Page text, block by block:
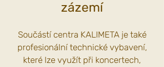
zázemí
Součástí centra KALIMETA je také
profesionální technické vybavení,
které lze využít při koncertech,